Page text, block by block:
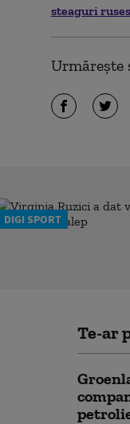
steaguri
Urmărește
DIGI SPORT
Te-ar